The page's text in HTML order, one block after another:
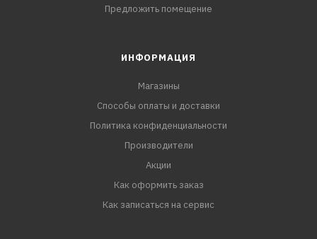
Предложить помещение
ИНФОРМАЦИЯ
Магазины
Способы оплаты и доставки
Политика конфиденциальности
Производители
Акции
Как оформить заказ
Как записаться на сервис